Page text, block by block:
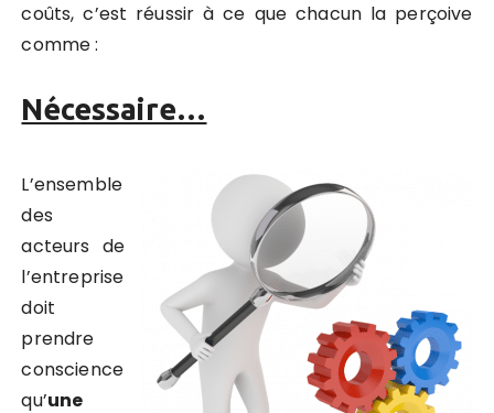
coûts, c’est réussir à ce que chacun la perçoive
comme :
Nécessaire…
L’ensemble
des
acteurs de
l’entreprise
doit
prendre
conscience
qu’une